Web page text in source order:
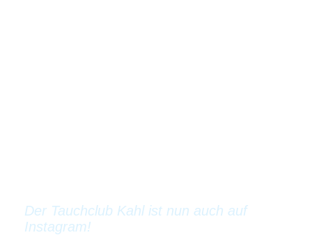
Der Tauchclub Kahl ist nun auch auf
Instagram!